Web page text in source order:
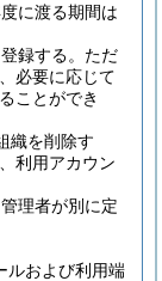
に渡る期間は
録する。 ただ
必要に応じて
ことができ
織を削除す
利用アカウン
理者が別に定
ルおよび利用端